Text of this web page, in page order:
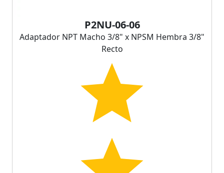
P2NU-06-06
Adaptador NPT Macho 3/8" x NPSM Hembra 3/8"
Recto